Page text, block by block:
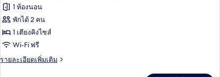
Roll-
In
Shower)
(Mobility,
Roll-
In
Shower)
ระเบียง
(Jetted
Tub,
High
Floor)
เตียง
คิง
เตียง,
(Jetted
ทั้งหมด
ของ
ห้อง
สวีท,
เตียง
1 ห้องนอน
พักได้ 2 คน
1 เตียงคิงไซส์
Wi-Fi ฟรี
รายละเอียดเพิ่มเติม
ราย